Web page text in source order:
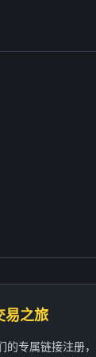
易之旅
的专属链接注册